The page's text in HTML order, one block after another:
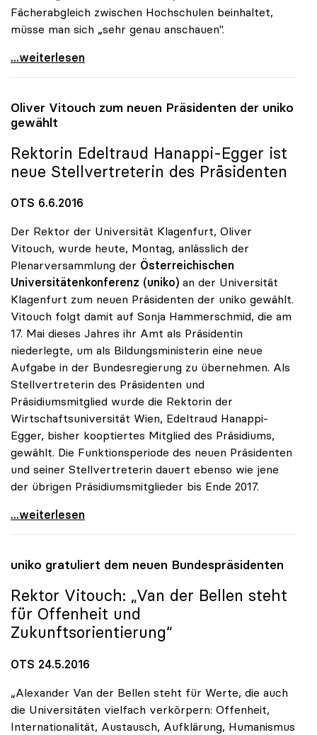
Fächerabgleich zwischen Hochschulen beinhaltet,
müsse man sich „sehr genau anschauen".
Uni-Budget: uniko will „endlich Taten sehen\"
...weiterlesen
Oliver Vitouch zum neuen Präsidenten der uniko
gewählt
Rektorin Edeltraud Hanappi-Egger ist
neue Stellvertreterin des Präsidenten
OTS 6.6.2016
Der Rektor der Universität Klagenfurt, Oliver
Vitouch, wurde heute, Montag, anlässlich der
Plenarversammlung der Österreichischen
Universitätenkonferenz (uniko) an der Universität
Klagenfurt zum neuen Präsidenten der uniko gewählt.
Vitouch folgt damit auf Sonja Hammerschmid, die am
17. Mai dieses Jahres ihr Amt als Präsidentin
niederlegte, um als Bildungsministerin eine neue
Aufgabe in der Bundesregierung zu übernehmen. Als
Stellvertreterin des Präsidenten und
Präsidiumsmitglied wurde die Rektorin der
Wirtschaftsuniversität Wien, Edeltraud Hanappi-
Egger, bisher kooptiertes Mitglied des Präsidiums,
gewählt. Die Funktionsperiode des neuen Präsidenten
und seiner Stellvertreterin dauert ebenso wie jene
der übrigen Präsidiumsmitglieder bis Ende 2017.
Oliver Vitouch zum neuen Präsidenten der uniko
...weiterlesen
uniko gratuliert dem neuen Bundespräsidenten
Rektor Vitouch: „Van der Bellen steht
für Offenheit und
Zukunftsorientierung“
OTS 24.5.2016
„Alexander Van der Bellen steht für Werte, die auch
die Universitäten vielfach verkörpern: Offenheit,
Internationalität, Austausch, Aufklärung, Humanismus